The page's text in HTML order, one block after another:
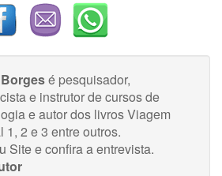
é pesquisador,
e instrutor de cursos de
e autor dos livros Viagem
1, 2 e 3 entre outros.
Siteeconfira a entrevista.